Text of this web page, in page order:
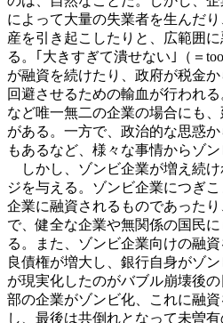
によって大量の失業者を生んだ
産を引き起こしたりと、広範囲
る。｢大きすぎて潰せない｣（＝
が融資を続けたり、政府が税金
回避させるための輸血が行われ
など唯一無二の企業の場合にも
がある。一方で、政治的な思惑
もあるなど、様々な事情からゾ
しかし、ゾンビ企業が増え続
ジを与える。ゾンビ企業につぎ
企業に融資されるものであった
で、健全な企業や無関係の国民
る。また、ゾンビ企業向けの融
良債権が増大し、銀行自身がゾ
が現実化したのがバブル崩壊後
部の企業がゾンビ化、これに融
し、最後は共倒れとなって未曽